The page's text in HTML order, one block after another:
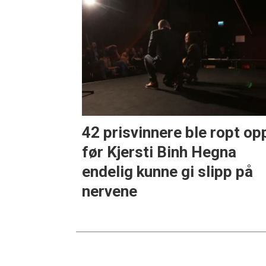
42 prisvinnere ble ropt
før Kjersti Binh Hegna
endelig kunne gi slipp på
nervene